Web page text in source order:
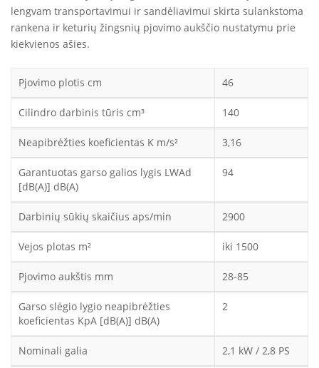
lengvam transportavimui ir sandėliavimui skirta sulankstoma
rankena ir keturių žingsnių pjovimo aukščio nustatymu prie
kiekvienos ašies.
Pjovimo plotis cm 46
Cilindro darbinis tūris cm³ 140
Neapibrėžties koeficientas K m/s² 3,16
Garantuotas garso galios lygis LWAd
[dB(A)] dB(A)
94
Darbinių sūkių skaičius aps/min 2900
Vejos plotas m² iki 1500
Pjovimo aukštis mm 28-85
Garso slėgio lygio neapibrėžties
koeficientas KpA [dB(A)] dB(A)
2
Nominali galia 2,1 kW / 2,8 PS